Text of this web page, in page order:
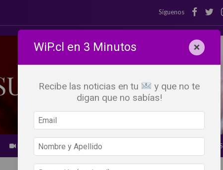
Síguenos
BEBER X LOS OJOS GLOSARIO DEL VINO PANORAMAS
WiP.cl en 3 Minutos ×
Recibe las noticias en tu
y que no te
digan que no sabías!